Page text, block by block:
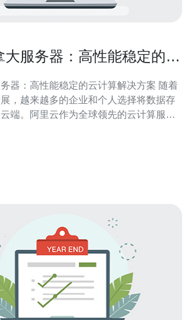
大服务器：高性能稳定的云
器：高性能稳定的云计算解决方案 随着
，越来越多的企业和个人选择将数据存
端。阿里云作为全球领先的云计算服务
云加拿大服务器是一种备受欢迎的选